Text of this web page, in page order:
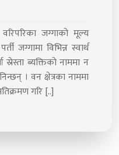
जग्गाको मूल्य
जग्गामा विभिन्न स्वार्थ
ब्यक्तिको नाममा न
। वन क्षेत्रका नाममा
गरि [..]